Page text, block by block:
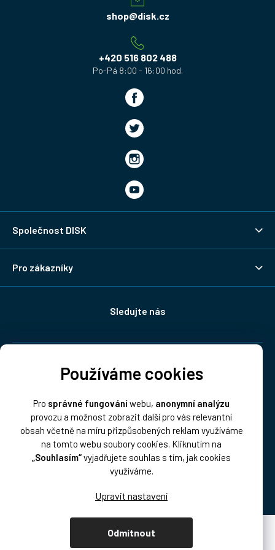
Používáme cookies
Pro správné fungováníwebu, anonymní analýzu
provozu a možnost zobrazit další pro vás relevantní
obsah včetně na míru přizpůsobených reklam využíváme
na tomto webu soubory cookies. Kliknutím na
„Souhlasím“vyjadřujete souhlas s tím, jak cookies
využíváme.
Odmítnout
shop@disk.cz
+420 516 802 488
Společnost DISK
Pro zákazníky
Sledujte nás
Platba: